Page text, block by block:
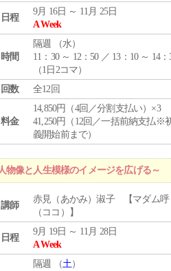
日程
9月 16日 ～ 11月 25日
A Week
時間
隔週 （水）
11：30 ～ 12：50 ／ 13：10 ～ 14：
（1日2コマ）
回数
全12回
料金
14,850円（4回／分割支払い）×3
41,250円（12回／一括前納支払※
義開始前まで）
像と人生模様のイメージを広げる～
講師
赤見（あかみ）淑子 【マダム呼
（ココ）】
日程
9月 19日 ～ 11月 28日
A Week
隔週 （土）